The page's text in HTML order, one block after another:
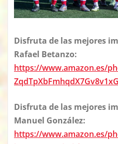
Disfruta de las mejores
Rafael Betanzo:
https://www.amazon.es/
Disfruta de las mejores
Manuel González:
https://www.amazon.es/